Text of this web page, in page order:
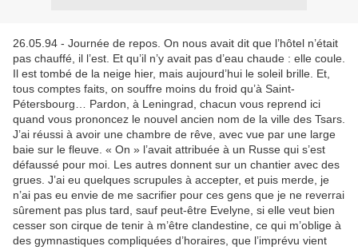
26.05.94 - Journée de repos. On nous avait dit que l’hôtel n’était
pas chauffé, il l’est. Et qu’il n’y avait pas d’eau chaude : elle coule.
Il est tombé de la neige hier, mais aujourd’hui le soleil brille. Et,
tous comptes faits, on souffre moins du froid qu’à Saint-
Pétersbourg… Pardon, à Leningrad, chacun vous reprend ici
quand vous prononcez le nouvel ancien nom de la ville des Tsars.
J’ai réussi à avoir une chambre de rêve, avec vue par une large
baie sur le fleuve. « On » l’avait attribuée à un Russe qui s’est
défaussé pour moi. Les autres donnent sur un chantier avec des
grues. J’ai eu quelques scrupules à accepter, et puis merde, je
n’ai pas eu envie de me sacrifier pour ces gens que je ne reverrai
sûrement pas plus tard, sauf peut-être Evelyne, si elle veut bien
cesser son cirque de tenir à m’être clandestine, ce qui m’oblige à
des gymnastiques compliquées d’horaires, que l’imprévu vient